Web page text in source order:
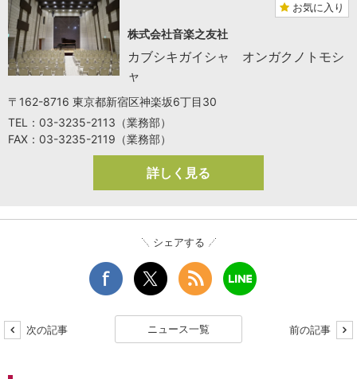
お気に入り
株式会社音楽之友社
カブシキガイシャ オンガクノトモシ
ャ
〒162-8716 東京都新宿区神楽坂6丁目30
TEL：03-3235-2113（業務部）
FAX：03-3235-2119（業務部）
詳しく見る
シェアする
次の記事 ニュース一覧 前の記事